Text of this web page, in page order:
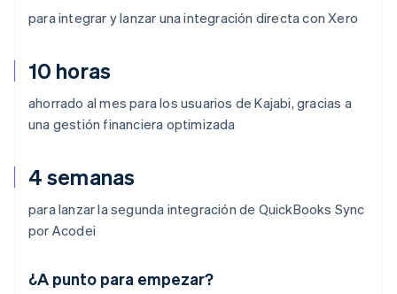
para integrar y lanzar una integración directa con Xero
10 horas
ahorrado al mes para los usuarios de Kajabi, gracias a
una gestión financiera optimizada
4 semanas
para lanzar la segunda integración de QuickBooks Sync
por Acodei
¿A punto para empezar?
Alemania
Deutsch English